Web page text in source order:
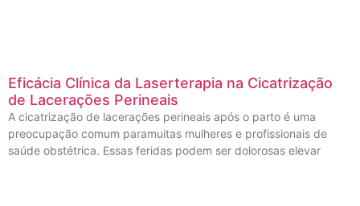
Eficácia Clínica da Laserterapia na Cicatrização
de Lacerações Perineais
A cicatrização de lacerações perineais após o parto é uma
preocupação comum paramuitas mulheres e profissionais de
saúde obstétrica. Essas feridas podem ser dolorosas elevar